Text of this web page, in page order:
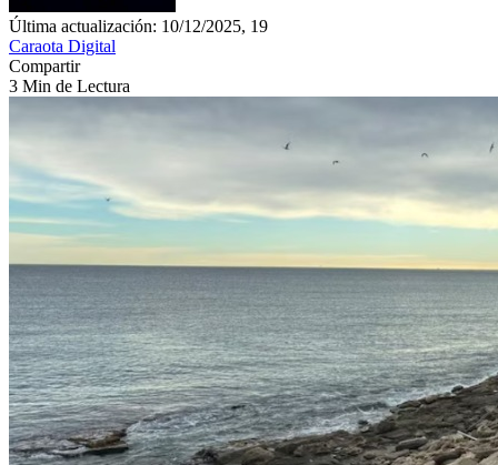
Última actualización: 10/12/2025, 19
Caraota Digital
Compartir
3 Min de Lectura